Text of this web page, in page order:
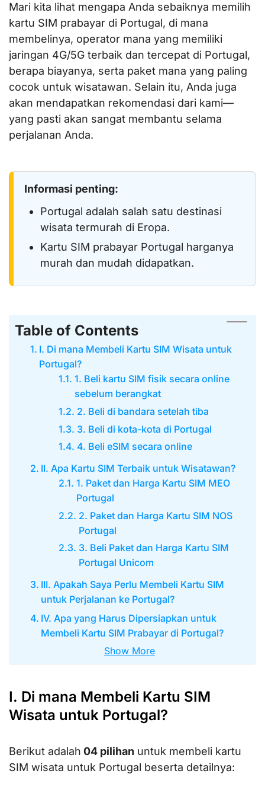
Mari kita lihat mengapa Anda sebaiknya memilih
kartu SIM prabayar di Portugal, di mana
membelinya, operator mana yang memiliki
jaringan 4G/5G terbaik dan tercepat di Portugal,
berapa biayanya, serta paket mana yang paling
cocok untuk wisatawan. Selain itu, Anda juga
akan mendapatkan rekomendasi dari kami—
yang pasti akan sangat membantu selama
perjalanan Anda.
Informasi penting:
Portugal adalah salah satu destinasi
wisata termurah di Eropa.
Kartu SIM prabayar Portugal harganya
murah dan mudah didapatkan.
Table of Contents
I. Di mana Membeli Kartu SIM Wisata untuk
Portugal?
1. Beli kartu SIM fisik secara online
sebelum berangkat
2. Beli di bandara setelah tiba
3. Beli di kota-kota di Portugal
4. Beli eSIM secara online
II. Apa Kartu SIM Terbaik untuk Wisatawan?
1. Paket dan Harga Kartu SIM MEO
Portugal
2. Paket dan Harga Kartu SIM NOS
Portugal
3. Beli Paket dan Harga Kartu SIM
Portugal Unicom
III. Apakah Saya Perlu Membeli Kartu SIM
untuk Perjalanan ke Portugal?
IV. Apa yang Harus Dipersiapkan untuk
Membeli Kartu SIM Prabayar di Portugal?
Show More
I. Di mana Membeli Kartu SIM
Wisata untuk Portugal?
Berikut adalah 04 pilihan untuk membeli kartu
SIM wisata untuk Portugal beserta detailnya: